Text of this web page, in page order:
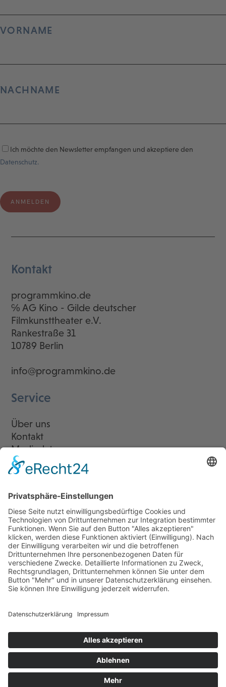
VORNAME
NACHNAME
Ich möchte den Newsletter empfangen und akzeptiere den
Datenschutz.
Kontakt
programmkino.de
℅ AG Kino - Gilde deutscher
Filmkunsttheater e.V.
Rankestraße 31
10789 Berlin
info@programmkino.de
Service
Über uns
Kontakt
Mediadaten
Newsletter
LogIn
Legal
Impressum
Datenschutzerklärung
Cookie-Einstellungen
Programmkino.de richtet sich an Film- und Kinobegeisterte jeden
Geschlechts. Zur besseren Lesbarkeit haben wir uns aber entschlossen,
auf eine Doppelnennung oder Genderzeichen zu verzichten. Wo möglich